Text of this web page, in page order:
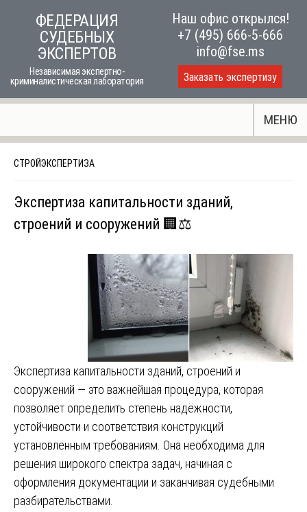
ФЕДЕРАЦИЯ
СУДЕБНЫХ
ЭКСПЕРТОВ
Независимая экспертно-
криминалистическая лаборатория
Наш офис открылся!
+7 (495) 666-5-666
info@fse.ms
Заказать экспертизу
МЕНЮ
СТРОЙЭКСПЕРТИЗА
Экспертиза капитальности зданий,
строений и сооружений 🏢⚖️
Экспертиза капитальности зданий, строений и
сооружений — это важнейшая процедура, которая
позволяет определить степень надёжности,
устойчивости и соответствия конструкций
установленным требованиям. Она необходима для
решения широкого спектра задач, начиная с
оформления документации и заканчивая судебными
разбирательствами.